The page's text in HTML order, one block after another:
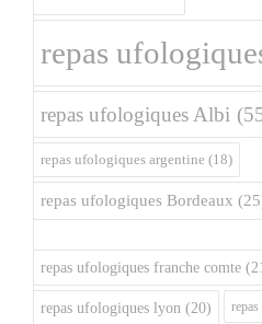
repas
repas ufologiques Albi
repas ufologiques argentine (18)
repas ufologiques Bordeaux
repas ufologiques franche comte
repas ufologiques lyon (20)